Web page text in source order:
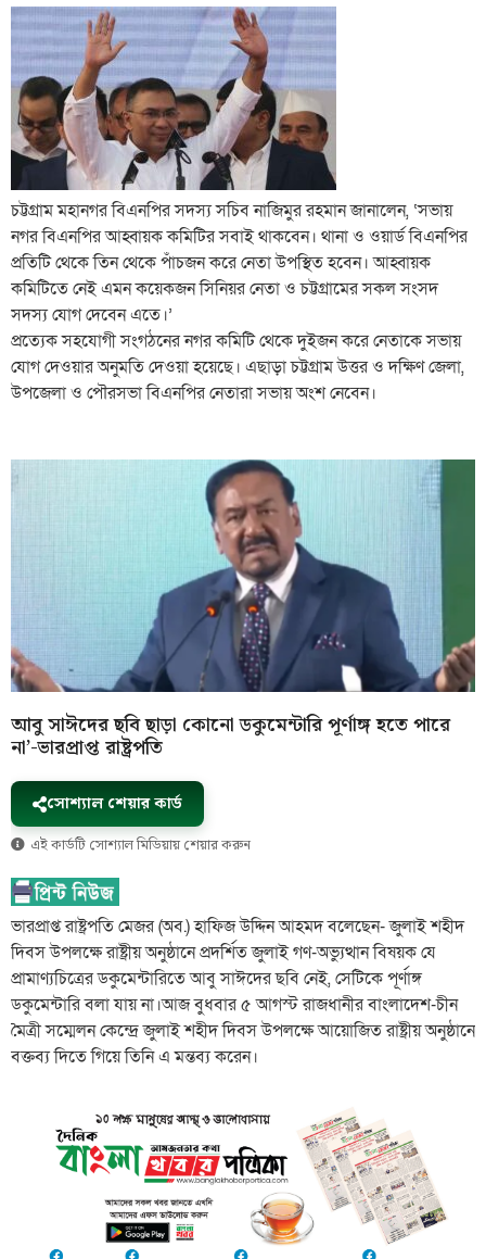
চট্টগ্রাম মহানগর বিএনপির সদস্য সচিব নাজিমুর রহমান জানালেন, ‘সভায়
নগর বিএনপির আহ্বায়ক কমিটির সবাই থাকবেন। থানা ও ওয়ার্ড বিএনপির
প্রতিটি থেকে তিন থেকে পাঁচজন করে নেতা উপস্থিত হবেন। আহ্বায়ক
কমিটিতে নেই এমন কয়েকজন সিনিয়র নেতা ও চট্টগ্রামের সকল সংসদ
সদস্য যোগ দেবেন এতে।’
প্রত্যেক সহযোগী সংগঠনের নগর কমিটি থেকে দুইজন করে নেতাকে সভায়
যোগ দেওয়ার অনুমতি দেওয়া হয়েছে। এছাড়া চট্টগ্রাম উত্তর ও দক্ষিণ জেলা,
উপজেলা ও পৌরসভা বিএনপির নেতারা সভায় অংশ নেবেন।
আবু সাঈদের ছবি ছাড়া কোনো ডকুমেন্টারি পূর্ণাঙ্গ হতে পারে
না’-ভারপ্রাপ্ত রাষ্ট্রপতি
সোশ্যাল শেয়ার কার্ড
এই কার্ডটি সোশ্যাল মিডিয়ায় শেয়ার করুন
ভারপ্রাপ্ত রাষ্ট্রপতি মেজর (অব.) হাফিজ উদ্দিন আহমদ বলেছেন- জুলাই শহীদ
দিবস উপলক্ষে রাষ্ট্রীয় অনুষ্ঠানে প্রদর্শিত জুলাই গণ-অভ্যুত্থান বিষয়ক যে
প্রামাণ্যচিত্রের ডকুমেন্টারিতে আবু সাঈদের ছবি নেই, সেটিকে পূর্ণাঙ্গ
ডকুমেন্টারি বলা যায় না।আজ বুধবার ৫ আগস্ট রাজধানীর বাংলাদেশ-চীন
মৈত্রী সম্মেলন কেন্দ্রে জুলাই শহীদ দিবস উপলক্ষে আয়োজিত রাষ্ট্রীয় অনুষ্ঠানে
বক্তব্য দিতে গিয়ে তিনি এ মন্তব্য করেন।